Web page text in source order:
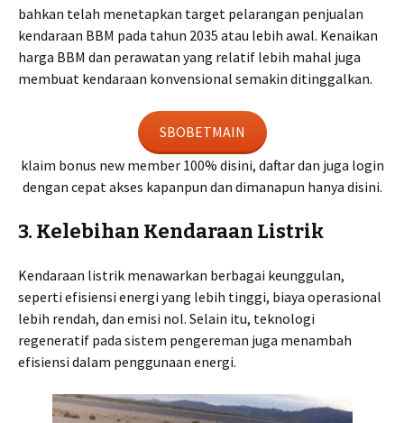
bahkan telah menetapkan target pelarangan penjualan
kendaraan BBM pada tahun 2035 atau lebih awal. Kenaikan
harga BBM dan perawatan yang relatif lebih mahal juga
membuat kendaraan konvensional semakin ditinggalkan.
SBOBETMAIN
klaim bonus new member 100% disini, daftar dan juga login
dengan cepat akses kapanpun dan dimanapun hanya disini.
3. Kelebihan Kendaraan Listrik
Kendaraan listrik menawarkan berbagai keunggulan,
seperti efisiensi energi yang lebih tinggi, biaya operasional
lebih rendah, dan emisi nol. Selain itu, teknologi
regeneratif pada sistem pengereman juga menambah
efisiensi dalam penggunaan energi.